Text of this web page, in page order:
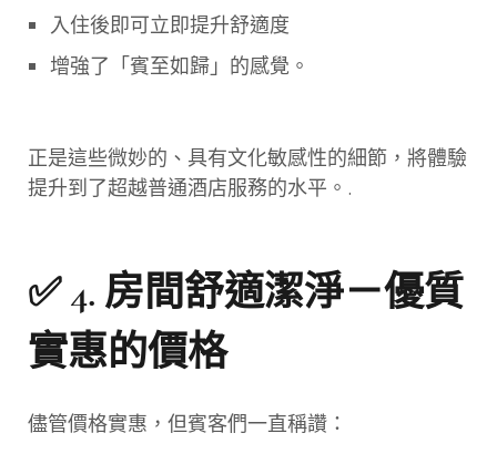
入住後即可立即提升舒適度
增強了「賓至如歸」的感覺。
正是這些微妙的、具有文化敏感性的細節，將體驗
提升到了超越普通酒店服務的水平。.
✅ 4. 房間舒適潔淨－優質
實惠的價格
儘管價格實惠，但賓客們一直稱讚：